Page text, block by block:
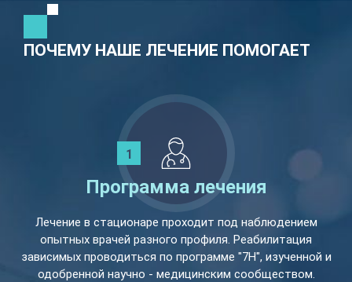
ПОЧЕМУ НАШЕ ЛЕЧЕНИЕ ПОМОГАЕТ
Программа лечения
Лечение в стационаре проходит под наблюдением
опытных врачей разного профиля. Реабилитация
зависимых проводиться по программе "7Н", изученной и
одобренной научно - медицинским сообществом.